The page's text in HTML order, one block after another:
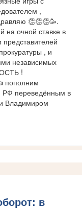
,
👏👏👏🥳.
на очной ставке в
, и
независимых
!
пополним
РФ переведённым в
Владимиром
в